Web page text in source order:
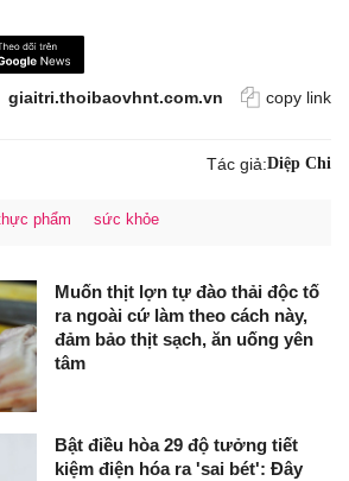
giaitri.thoibaovhnt.com.vn copy link
Tác giả:Diệp Chi
phẩm sức khỏe
Muốn thịt lợn tự đào thải độc tố
ra ngoài cứ làm theo cách này,
đảm bảo thịt sạch, ăn uống yên
tâm
Bật điều hòa 29 độ tưởng tiết
kiệm điện hóa ra 'sai bét': Đây